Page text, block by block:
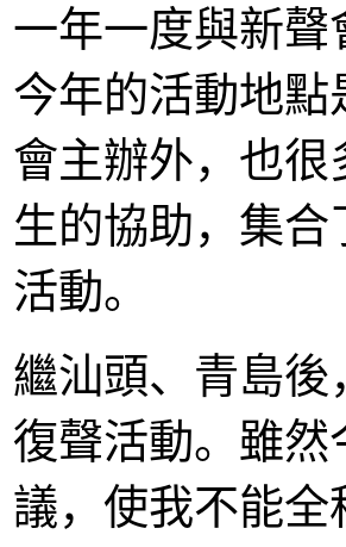
一年一度與新
今年的活動地
會主辦外，也
生的協助，集
活動。
繼汕頭、青島
復聲活動。雖
議，使我不能